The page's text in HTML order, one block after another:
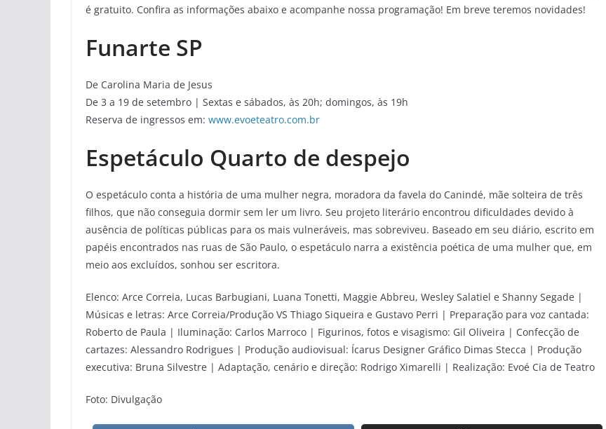
é gratuito. Confira as informações abaixo e acompanhe nossa programação! Em breve teremos novidades!
Funarte S​​​​​​​P
De Carolina Maria de Jesus
De 3 a 19 de setembro | Sextas e sábados, às 20h; domingos, às 19h
Reserva de ingressos em: www.evoeteatro.com.br
Espetáculo Quarto de despejo
O espetáculo conta a história de uma mulher negra, moradora da favela do Canindé, mãe solteira de três
filhos, que não conseguia dormir sem ler um livro. Seu projeto literário encontrou dificuldades devido à
ausência de políticas públicas para os mais vulneráveis, mas sobreviveu. Baseado em seu diário, escrito em
papéis encontrados nas ruas de São Paulo, o espetáculo narra a existência poética de uma mulher que, em
meio aos excluídos, sonhou ser escritora.​​​​​​​
Elenco: Arce Correia, Lucas Barbugiani, Luana Tonetti, Maggie Abbreu, Wesley Salatiel e Shanny Segade |
Músicas e letras: Arce Correia/Produção VS Thiago Siqueira e Gustavo Perri | Preparação para voz cantada:
Roberto de Paula | Iluminação: Carlos Marroco | Figurinos, fotos e visagismo: Gil Oliveira | Confecção de
cartazes: Alessandro Rodrigues | Produção audiovisual: Ícarus Designer Gráfico Dimas Stecca | Produção
executiva: Bruna Silvestre | Adaptação, cenário e direção: Rodrigo Ximarelli | Realização: Evoé Cia de Teatro​​​​
Foto: Divulgação